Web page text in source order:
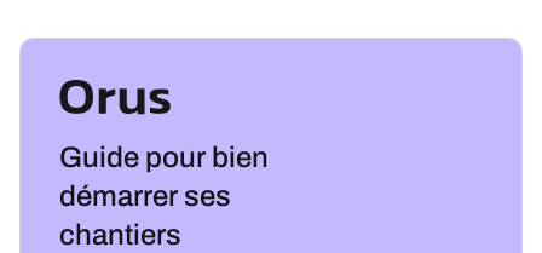
Guide pour bien
démarrer ses
chantiers